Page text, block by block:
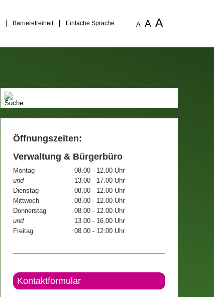
Barrierefreiheit Einfache Sprache A A A
Öffnungszeiten:
Verwaltung & Bürgerbüro
Montag
08.00 - 12.00 Uhr
und
13.00 - 17.00 Uhr
Dienstag
08.00 - 12.00 Uhr
Mittwoch
08.00 - 12.00 Uhr
Donnerstag
08.00 - 12.00 Uhr
und
13.00 - 16.00 Uhr
Freitag
08.00 - 12:00 Uhr
Kontaktformular